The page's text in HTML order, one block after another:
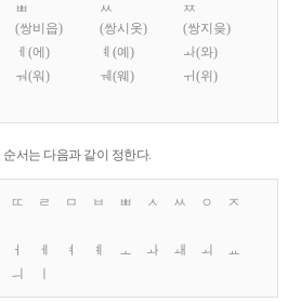
ㅃ
(쌍비읍)
ㅆ
(쌍시옷)
ㅉ
(쌍지읒)
ㅔ(에) ㅖ(예)
ㅘ(와)
ㅝ(워) ㅞ(웨)
ㅟ(위)
서는 다음과 같이 정한다.
ㄸ ㄹ ㅁ ㅂ ㅃ ㅅ ㅆ ㅇ
ㅈ
ㅓ ㅔ ㅕ ㅖ ㅗ ㅘ ㅙ ㅚ
ㅛ
ㅢ